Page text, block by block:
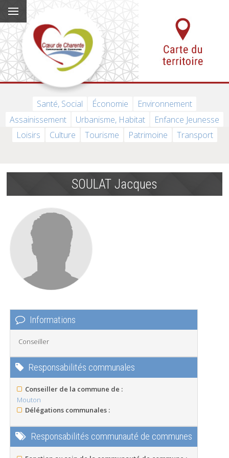
Santé, Social Économie
Environnement
Assainissement
Urbanisme, Habitat
Enfance Jeunesse
Loisirs
Culture Tourisme Patrimoine Transport
SOULAT Jacques
Informations
Conseiller
Responsabilités communales
Conseiller de la commune de :
Mouton
Délégations communales :
Responsabilités communauté de communes